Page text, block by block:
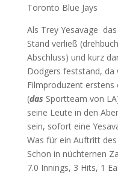
Toronto Blue Jays
Als Trey Yesavage
Stand verließ
Abschluss) und kurz
Dodgers feststand, da
Filmproduzent
(das Sportteam von
seine Leute in den
sein, sofort eine
Was für ein Auftritt des
Schon in nüchternen
7.0 Innings, 3 Hits, 1